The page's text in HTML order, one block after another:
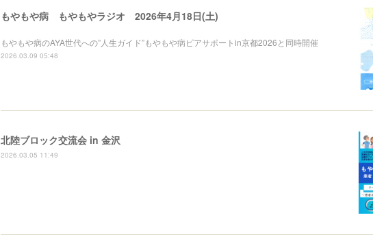
もやもや病 もやもやラジオ 2026年4月18日(土)
もやもや病のAYA世代への”人生ガイド”もやもや病ピアサポートin京都2026と同時開催
2026.03.09 05:48
北陸ブロック交流会 in 金沢
2026.03.05 11:49